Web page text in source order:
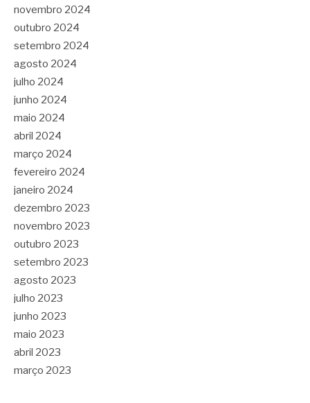
novembro 2024
outubro 2024
setembro 2024
agosto 2024
julho 2024
junho 2024
maio 2024
abril 2024
março 2024
fevereiro 2024
janeiro 2024
dezembro 2023
novembro 2023
outubro 2023
setembro 2023
agosto 2023
julho 2023
junho 2023
maio 2023
abril 2023
março 2023